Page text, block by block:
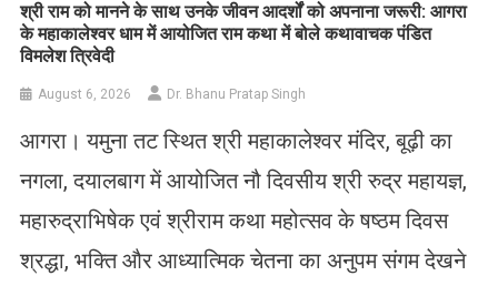
​श्री राम को मानने के साथ उनके जीवन आदर्शों को अपनाना जरूरी: आगरा
के महाकालेश्वर धाम में आयोजित राम कथा में बोले कथावाचक पंडित
विमलेश त्रिवेदी
August 6, 2026 Dr. Bhanu Pratap Singh
आगरा। यमुना तट स्थित श्री महाकालेश्वर मंदिर, बूढ़ी का
नगला, दयालबाग में आयोजित नौ दिवसीय श्री रुद्र महायज्ञ,
महारुद्राभिषेक एवं श्रीराम कथा महोत्सव के षष्ठम दिवस
श्रद्धा, भक्ति और आध्यात्मिक चेतना का अनुपम संगम देखने